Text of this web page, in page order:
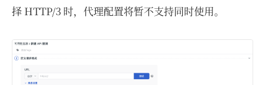
择 HTTP/3 时，代理配置将暂不支持同时使用。